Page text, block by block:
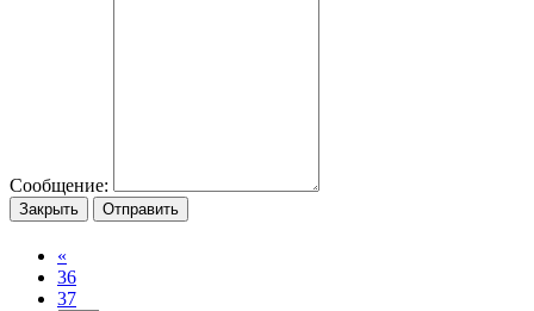
Сообщение:
Закрыть Отправить
«
36
37